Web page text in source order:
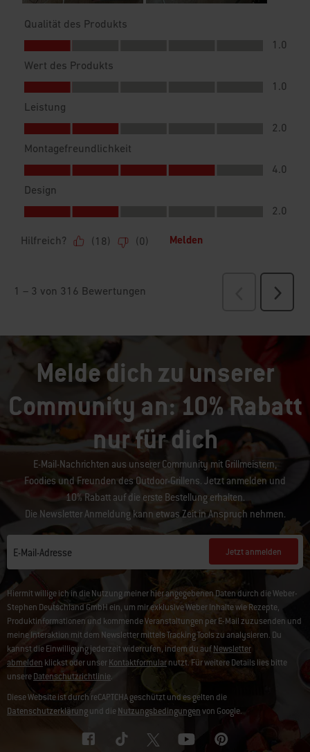
Melde dich zu unserer
Community an: 10% Rabatt
nur für dich
E-Mail-Nachrichten aus unserer Community mit Grillmeistern,
Foodies und Freunden des Outdoor-Grillens. Jetzt anmelden und
10% Rabatt auf die erste Bestellung erhalten.
Die Newsletter Anmeldung kann etwas Zeit in Anspruch nehmen.
E-Mail-Adresse Jetzt anmelden
Hiermit willige ich in die Nutzung meiner hier angegebenen Daten durch die Weber-
Stephen Deutschland GmbH ein, um mir exklusive Weber Inhalte wie Rezepte,
Produktinformationen und kommende Veranstaltungen per E-Mail zuzusenden und
meine Interaktion mit dem Newsletter mittels Tracking Tools zu analysieren. Du
kannst die Einwilligung jederzeit widerrufen, indem du aufNewsletter
abmelden klickst oder unserKontaktformularnutzt. Für weitere Details lies bitte
unsereDatenschutzrichtlinie.
Diese Website ist durch reCAPTCHA geschützt und es gelten die
Datenschutzerklärungund dieNutzungsbedingungenvon Google.